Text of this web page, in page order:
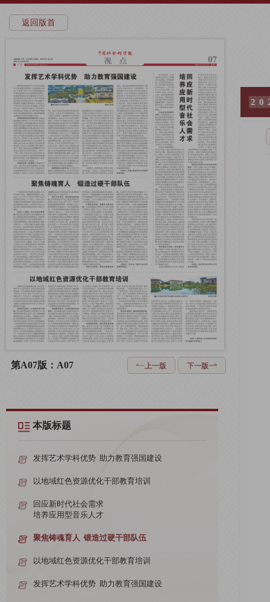
返回版首
第A07版：A07 上一版 下一版
本版标题
发挥艺术学科优势 助力教育强国建设
以地域红色资源优化干部教育培训
回应新时代社会需求
培养应用型音乐人才
聚焦铸魂育人 锻造过硬干部队伍
以地域红色资源优化干部教育培训
发挥艺术学科优势 助力教育强国建设
2 0